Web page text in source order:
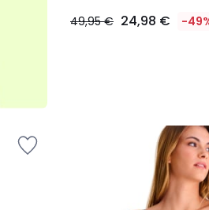
49,95 € 24,98 € -